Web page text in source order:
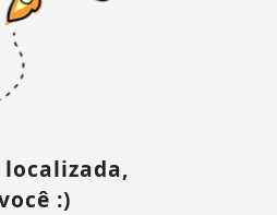
:)